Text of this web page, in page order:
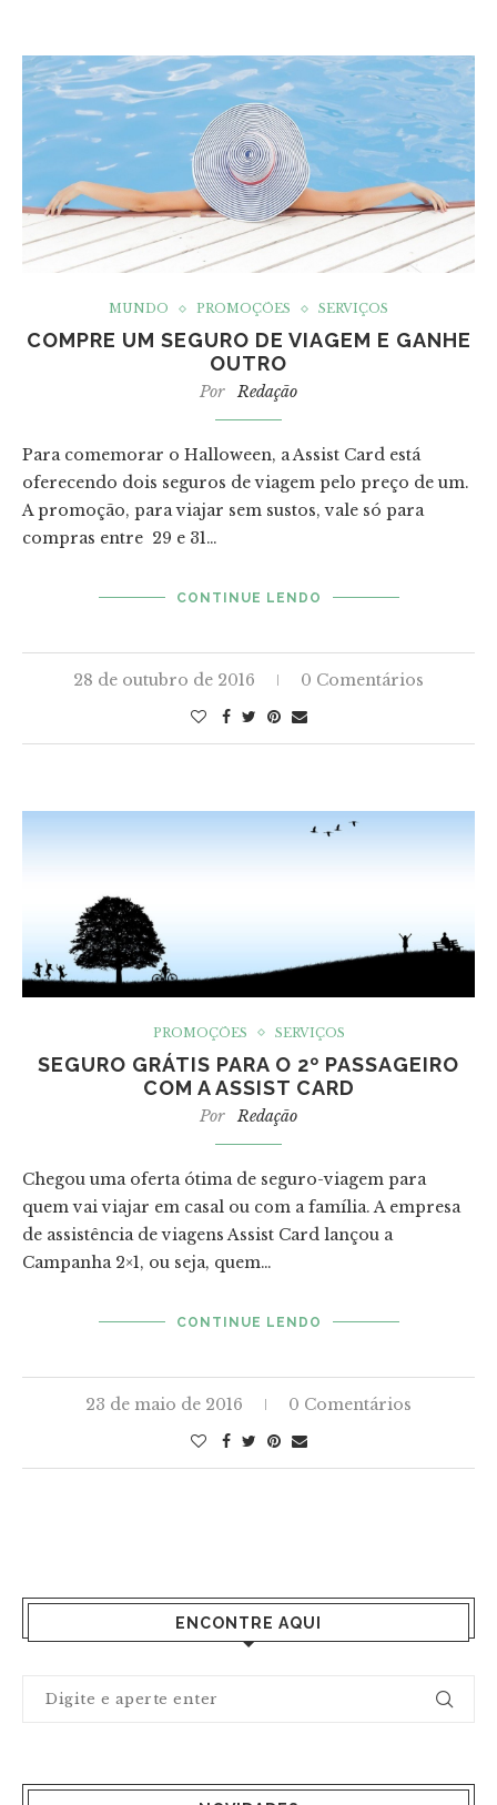
MUNDO PROMOÇÕES SERVIÇOS
COMPRE UM SEGURO DE VIAGEM E GANHE
OUTRO
PorRedação
Para comemorar o Halloween, a Assist Card está
oferecendo dois seguros de viagem pelo preço de um.
A promoção, para viajar sem sustos, vale só para
compras entre 29 e 31…
CONTINUE LENDO
28 de outubro de 2016 0 Comentários
PROMOÇÕES SERVIÇOS
SEGURO GRÁTIS PARA O 2º PASSAGEIRO
COM A ASSIST CARD
PorRedação
Chegou uma oferta ótima de seguro-viagem para
quem vai viajar em casal ou com a família. A empresa
de assistência de viagens Assist Card lançou a
Campanha 2×1, ou seja, quem…
CONTINUE LENDO
23 de maio de 2016 0 Comentários
ENCONTRE AQUI